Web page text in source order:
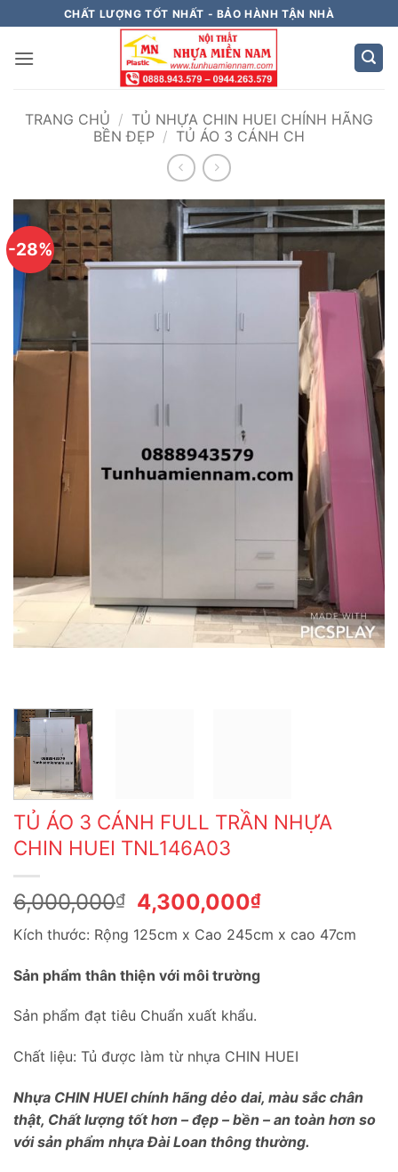
qua
nội
CHẤT LƯỢNG TỐT NHẤT - BẢO HÀNH TẬN NHÀ
TRANG CHỦ / TỦ NHỰA CHIN HUEI CHÍNH HÃNG
BỀN ĐẸP / TỦ ÁO 3 CÁNH CH
-28%
TỦ ÁO 3 CÁNH FULL TRẦN NHỰA
CHIN HUEI TNL146A03
6,000,000₫
Giá
gốc
là:
6,000,000₫.
4,300,000₫Giá
tại
4,300,000₫.
Kích thước: Rộng 125cm x Cao 245cm x cao 47cm
Sản phẩm thân thiện với môi trường
Sản phẩm đạt tiêu Chuẩn xuất khẩu.
Chất liệu: Tủ được làm từ nhựa CHIN HUEI
Nhựa CHIN HUEI chính hãng dẻo dai, màu sắc chân
thật, Chất lượng tốt hơn – đẹp – bền – an toàn hơn so
với sản phẩm nhựa Đài Loan thông thường.